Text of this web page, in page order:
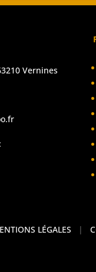
Vernines
LÉGALES |